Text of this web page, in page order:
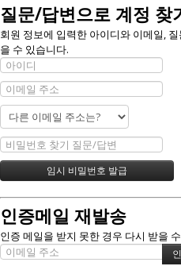
질문/답변으로 계정 찾
회원 정보에 입력한 아이디와 이메일,
을 수 있습니다.
인증메일 재발송
인증 메일을 받지 못한 경우 다시 받을